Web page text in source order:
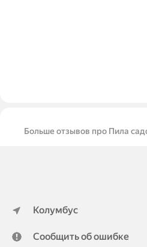
Колумбус
Сообщить об ошибке